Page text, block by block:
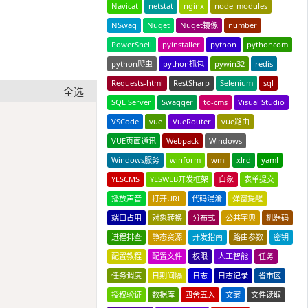
全选
Navicat
netstat nginx
node_modules
NSwag
Nuget Nuget镜像
number
PowerShell
pyinstaller python
pythoncom
python爬虫
python抓包 pywin32
redis
Requests-html
RestSharp Selenium
sql
SQL Server
Swagger to-cms
Visual Studio
VSCode
vue VueRouter
vue路由
VUE页面通讯
Webpack
Windows
Windows服务
winform wmi xlrd
yaml
YESCMS
YESWEB开发框架 白象
表单提交
播放声音
打开URL 代码混淆
弹窗提醒
端口占用
对象转换 分布式 公共字典
机器码
进程排查
静态资源 开发指南 路由参数
密钥
配置教程
配置文件 权限 人工智能
任务
任务调度
日期间隔 日志 日志记录
省市区
授权验证
数据库 四舍五入 文案
文件读取